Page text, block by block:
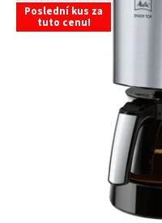
Poslední kus za
tuto cenu!